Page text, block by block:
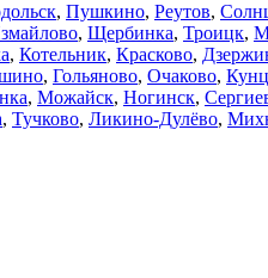
, Пушкино, Реутов,
, Щербинка, Троицк,
, Котельник, Красково,
, Гольяново, Очаково,
, Можайск, Ногинск,
, Тучково, Ликино-Дулёво,